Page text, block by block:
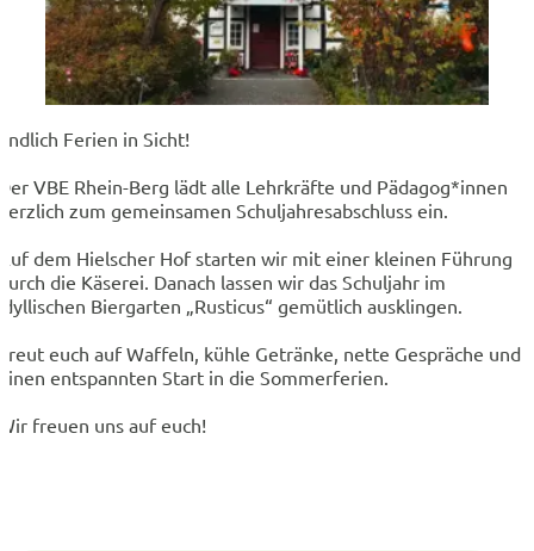
Ferien in Sicht!
VBE Rhein-Berg lädt alle Lehrkräfte und Pädagog*innen
zum gemeinsamen Schuljahresabschluss ein.
dem Hielscher Hof starten wir mit einer kleinen Führung
die Käserei. Danach lassen wir das Schuljahr im
Biergarten „Rusticus“ gemütlich ausklingen.
euch auf Waffeln, kühle Getränke, nette Gespräche und
entspannten Start in die Sommerferien.
freuen uns auf euch!